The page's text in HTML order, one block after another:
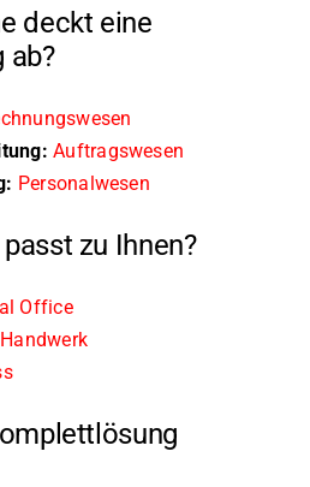
deckt eine
ab?
Auftragswesen
Personalwesen
zu Ihnen?
Office